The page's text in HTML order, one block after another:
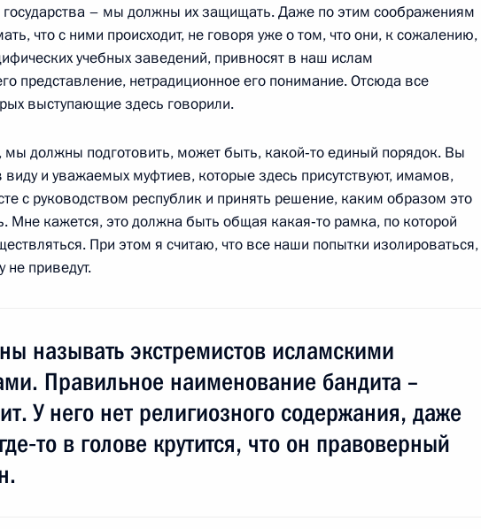
года, пятница
с Президентом Чеченской Республики
16:30 Сочи
с Президентом Ингушетии Юнус-Беком
1
слово на встрече с муфтиями и руководителями
Кавказа
15:00 Сочи
государства – мы должны их защищать. Даже по этим соображениям
что с ними происходит, не говоря уже о том, что они, к сожалению,
учебных заведений, привносят в наш ислам
представление, нетрадиционное его понимание. Отсюда все
выступающие здесь говорили.
мы должны подготовить, может быть, какой‑то единый порядок. Вы
и уважаемых муфтиев, которые здесь присутствуют, имамов,
с руководством республик и принять решение, каким образом это
Мне кажется, это должна быть общая какая‑то рамка, по которой
При этом я считаю, что все наши попытки изолироваться,
не приведут.
называть экстремистов исламскими
Правильное наименование бандита –
У него нет религиозного содержания, даже
в голове крутится, что он правоверный